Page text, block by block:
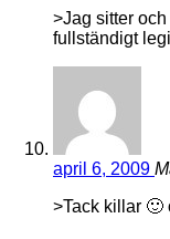
>Jag sitter
fullständigt
april 6, 2009
>Tack killar 🙂